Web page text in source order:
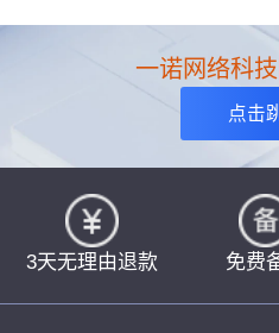
一诺网络科
点击
3天无理由退款 免费